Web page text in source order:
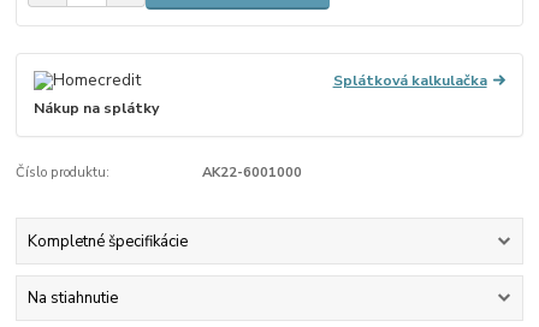
Splátková kalkulačka
Nákup na splátky
Číslo produktu: AK22-6001000
Kompletné špecifikácie
Na stiahnutie